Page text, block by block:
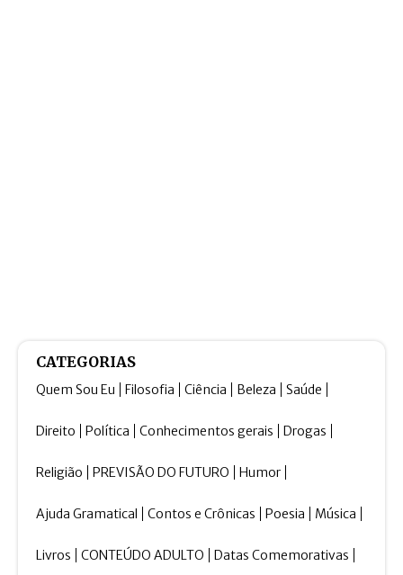
CATEGORIAS
Quem Sou Eu Filosofia Ciência Beleza Saúde
Direito Política Conhecimentos gerais Drogas
Religião PREVISÃO DO FUTURO Humor
Ajuda Gramatical Contos e Crônicas Poesia Música
Livros CONTEÚDO ADULTO Datas Comemorativas